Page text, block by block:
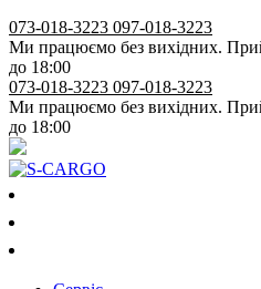
073-018-3223 097-018-3223
Ми працюємо без вихідних.
до 18:00
073-018-3223 097-018-3223
Ми працюємо без вихідних.
до 18:00